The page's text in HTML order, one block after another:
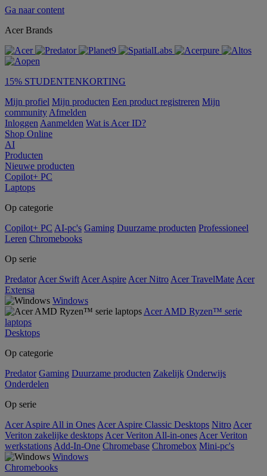
Ga naar content
Acer Brands
15% STUDENTENKORTING
Mijn profiel Mijn producten Een product registreren Mijn
community Afmelden
Inloggen Aanmelden Wat is Acer ID?
Shop Online
AI
Producten
Nieuwe producten
Copilot+ PC
Laptops
Op categorie
Copilot+ PC AI-pc's Gaming Duurzame producten Professioneel
Leren Chromebooks
Op serie
Predator Acer Swift Acer Aspire Acer Nitro Acer TravelMate Acer
Extensa
Windows
Acer AMD Ryzen™ serie
laptops
Desktops
Op categorie
Predator Gaming Duurzame producten Zakelijk Onderwijs
Onderdelen
Op serie
Acer Aspire All in Ones Acer Aspire Classic Desktops Nitro Acer
Veriton zakelijke desktops Acer Veriton All-in-ones Acer Veriton
werkstations Add-In-One Chromebase Chromebox Mini-pc's
Windows
Chromebooks